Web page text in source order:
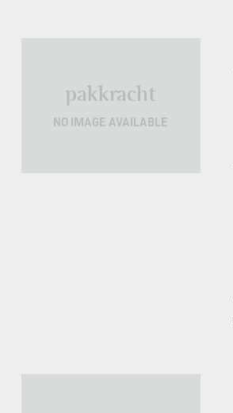
pakkracht
NO IMAGE AVAILABLE